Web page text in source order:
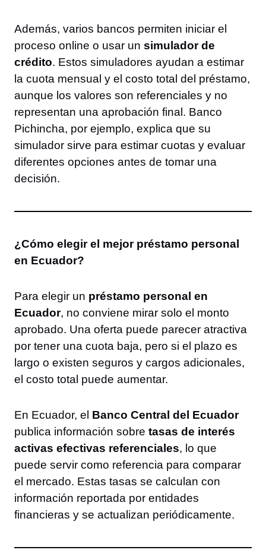
Además, varios bancos permiten iniciar el
proceso online o usar un simulador de
crédito. Estos simuladores ayudan a estimar
la cuota mensual y el costo total del préstamo,
aunque los valores son referenciales y no
representan una aprobación final. Banco
Pichincha, por ejemplo, explica que su
simulador sirve para estimar cuotas y evaluar
diferentes opciones antes de tomar una
decisión.
¿Cómo elegir el mejor préstamo personal
en Ecuador?
Para elegir un préstamo personal en
Ecuador, no conviene mirar solo el monto
aprobado. Una oferta puede parecer atractiva
por tener una cuota baja, pero si el plazo es
largo o existen seguros y cargos adicionales,
el costo total puede aumentar.
En Ecuador, el Banco Central del Ecuador
publica información sobre tasas de interés
activas efectivas referenciales, lo que
puede servir como referencia para comparar
el mercado. Estas tasas se calculan con
información reportada por entidades
financieras y se actualizan periódicamente.